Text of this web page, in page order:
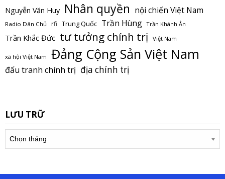
Nguyễn Văn Huy Nhân quyền nội chiến Việt Nam
Radio Dân Chủ rfi Trung Quốc Trần Hùng Trần Khánh Ân
Trần Khắc Đức tư tưởng chính trị Việt Nam
xã hội Việt Nam Đảng Cộng Sản Việt Nam
đấu tranh chính trị địa chính trị
LƯU TRỮ
Lưu